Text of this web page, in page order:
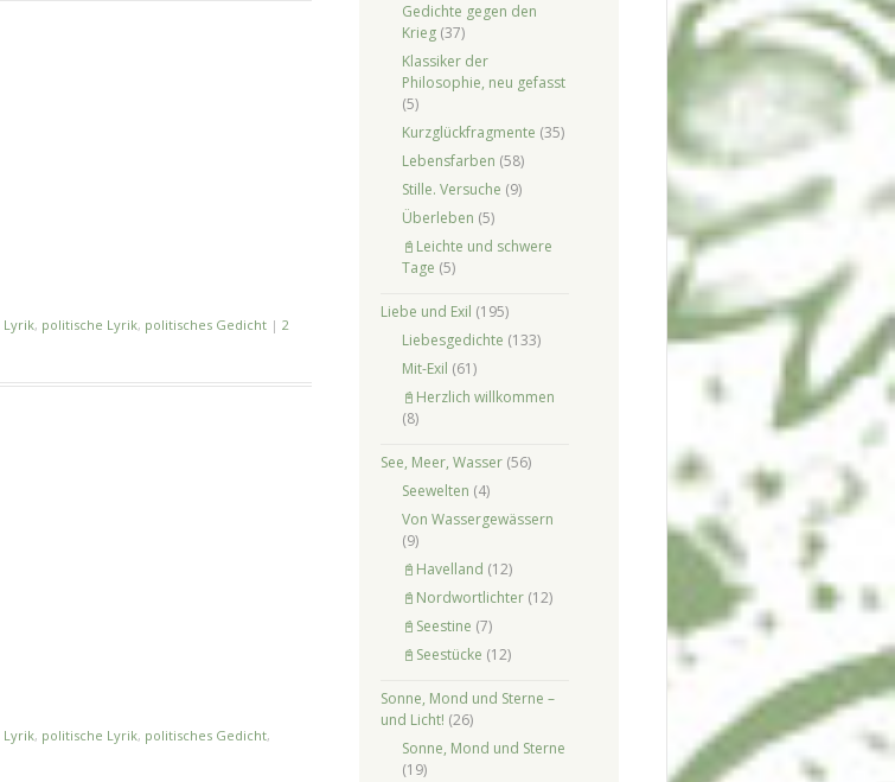
Lyrik, politische Lyrik, politisches Gedicht | 2
Lyrik, politische Lyrik, politisches Gedicht,
Gedichte gegen den
Krieg(37)
Klassiker der
Philosophie, neu gefasst
(5)
Kurzglückfragmente (35)
Lebensfarben (58)
Stille. Versuche (9)
Überleben (5)
📓Leichte und schwere
Tage (5)
Liebe und Exil (195)
Liebesgedichte (133)
Mit-Exil (61)
📓Herzlich willkommen
(8)
See, Meer, Wasser(56)
Seewelten (4)
Von Wassergewässern
(9)
📓Havelland (12)
📓Nordwortlichter(12)
📓Seestine (7)
📓Seestücke (12)
Sonne, Mond und Sterne –
und Licht! (26)
Sonne, Mond und Sterne
(19)